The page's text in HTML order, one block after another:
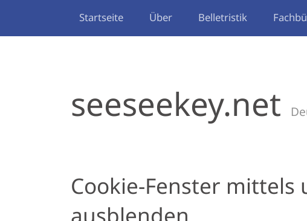
Startseite Über Belletristik
seeseekey.net
Cookie-Fenster mittels
ausblenden